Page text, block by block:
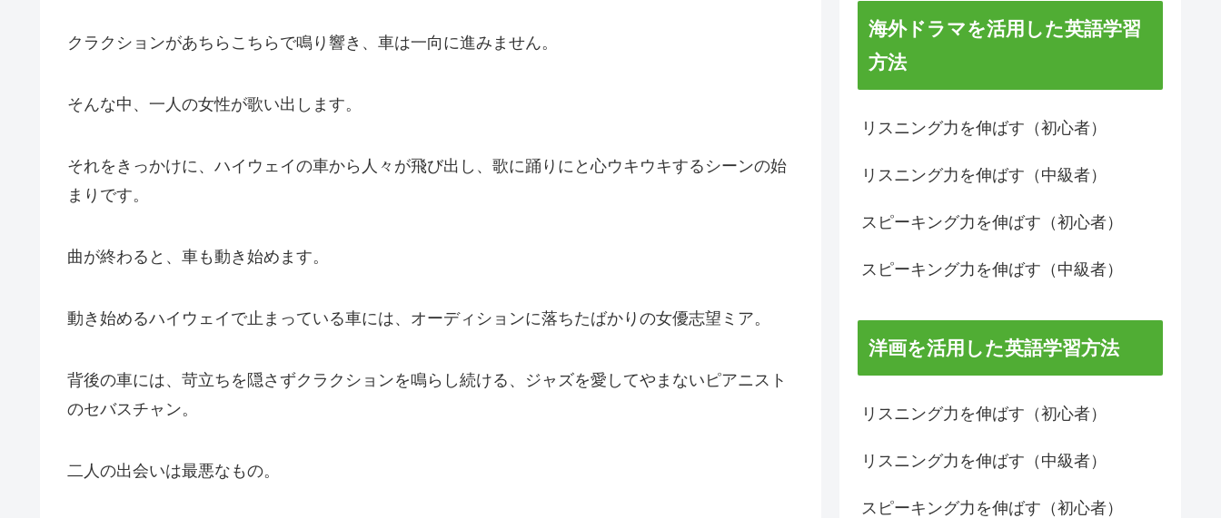
クラクションがあちらこちらで鳴り響き、車は一向に進みません。
そんな中、一人の女性が歌い出します。
それをきっかけに、ハイウェイの車から人々が飛び出し、歌に踊りにと心ウキウキするシーンの始
まりです。
曲が終わると、車も動き始めます。
動き始めるハイウェイで止まっている車には、オーディションに落ちたばかりの女優志望ミア。
背後の車には、苛立ちを隠さずクラクションを鳴らし続ける、ジャズを愛してやまないピアニスト
のセバスチャン。
二人の出会いは最悪なもの。
海外ドラマを活用した英語学習
方法
リスニング力を伸ばす（初心者）
リスニング力を伸ばす（中級者）
スピーキング力を伸ばす（初心者）
スピーキング力を伸ばす（中級者）
洋画を活用した英語学習方法
リスニング力を伸ばす（初心者）
リスニング力を伸ばす（中級者）
スピーキング力を伸ばす（初心者）